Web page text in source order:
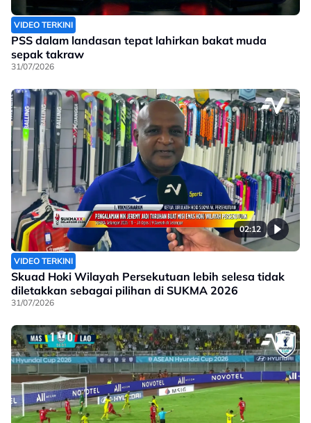
VIDEO TERKINI
PSS dalam landasan tepat lahirkan bakat muda
sepak takraw
31/07/2026
02:12
VIDEO TERKINI
Skuad Hoki Wilayah Persekutuan lebih selesa tidak
diletakkan sebagai pilihan di SUKMA 2026
31/07/2026